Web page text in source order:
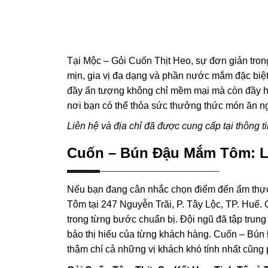
Tại Mộc – Gỏi Cuốn Thịt Heo, sự đơn giản
mịn, gia vị đa dạng và phần nước mắm đặc
đầy ấn tượng không chỉ mềm mại mà còn đầy
nơi bạn có thể thỏa sức thưởng thức món ăn
Liên hệ và địa chỉ đã được cung cấp tại thông
Cuốn – Bún Đậu Mắm Tôm:
Nếu bạn đang cân nhắc chọn điểm đến ẩm
Tôm tại 247 Nguyễn Trãi, P. Tây Lộc, TP.
trong từng bước chuẩn bị. Đội ngũ đã tập
bảo thị hiếu của từng khách hàng. Cuốn –
thậm chí cả những vị khách khó tính nhất cũng